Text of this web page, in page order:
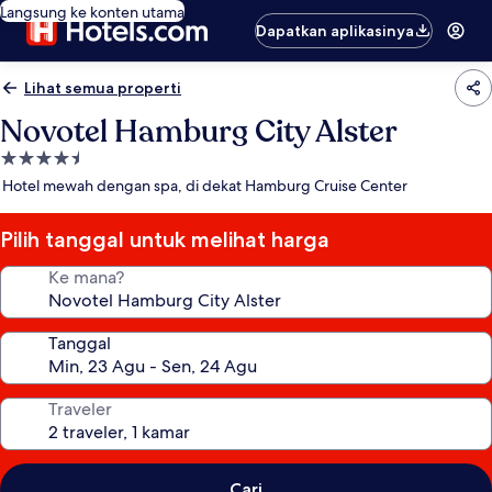
Langsung ke konten utama
Dapatkan aplikasinya
Lihat semua properti
Novotel Hamburg City Alster
Properti
bintang
Hotel mewah dengan spa, di dekat Hamburg Cruise Center
Pilih tanggal untuk melihat harga
Ke mana?
Tanggal
Traveler